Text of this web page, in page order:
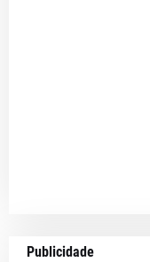
Publicidade